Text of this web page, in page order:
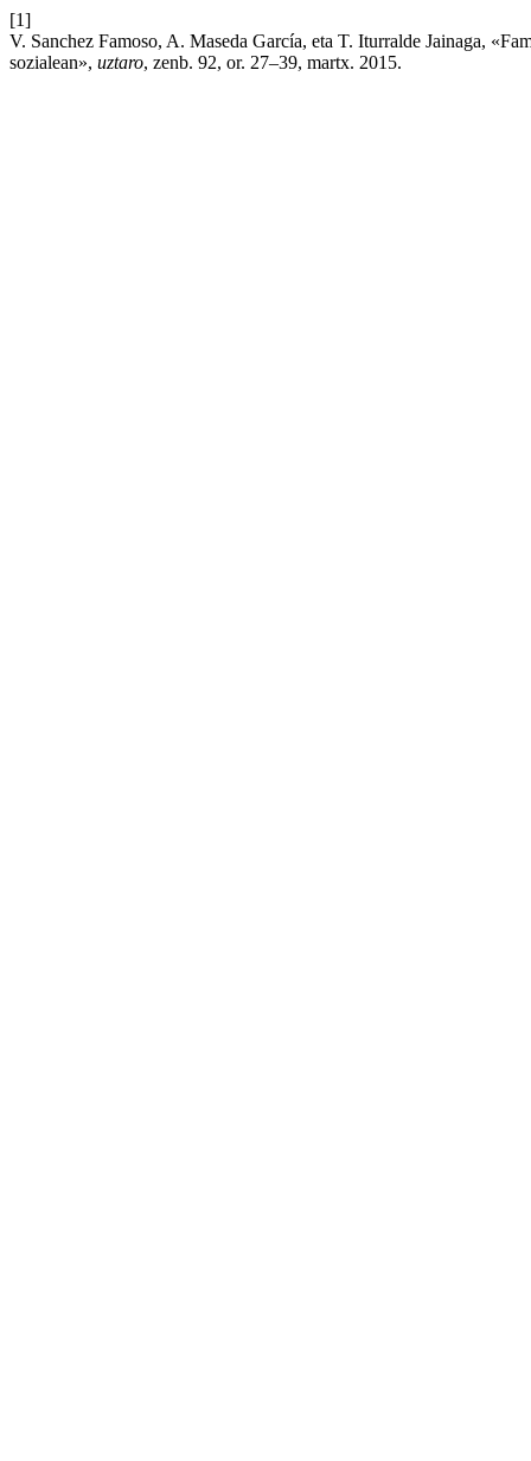
[1]
V. Sanchez Famoso, A. Maseda García, eta T. Iturralde Jainaga,
sozialean», uztaro, zenb. 92, or. 27–39, martx. 2015.